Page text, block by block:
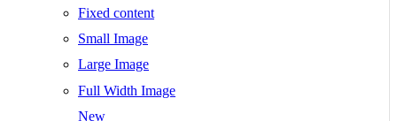
Fixed content
Small Image
Large Image
Full Width Image
New